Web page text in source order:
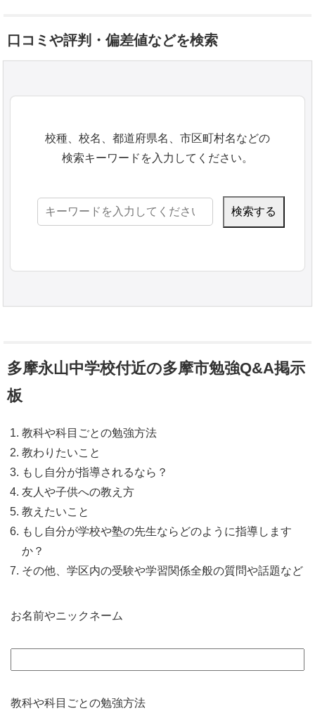
口コミや評判・偏差値などを検索
校種、校名、都道府県名、市区町村名などの
検索キーワードを入力してください。
検
多摩永山中学校付近の多摩市勉強Q&A掲示
板
教科や科目ごとの勉強方法
教わりたいこと
もし自分が指導されるなら？
友人や子供への教え方
教えたいこと
もし自分が学校や塾の先生ならどのように指導します
か？
その他、学区内の受験や学習関係全般の質問や話題など
お名前やニックネーム
教科や科目ごとの勉強方法